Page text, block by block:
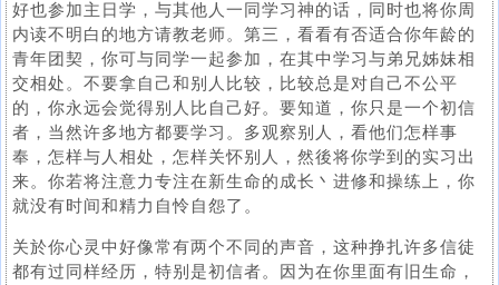
好也参加主日学，与其他人一同学习神的话，同时也将你周
内读不明白的地方请教老师。第三，看看有否适合你年龄的
青年团契，你可与同学一起参加，在其中学习与弟兄姊妹相
交相处。不要拿自己和别人比较，比较总是对自己不公平
的，你永远会觉得别人比自己好。要知道，你只是一个初信
者，当然许多地方都要学习。多观察别人，看他们怎样事
奉，怎样与人相处，怎样关怀别人，然後将你学到的实习出
来。你若将注意力专注在新生命的成长丶进修和操练上，你
就没有时间和精力自怜自怨了。
关於你心灵中好像常有两个不同的声音，这种挣扎许多信徒
都有过同样经历，特别是初信者。因为在你里面有旧生命，